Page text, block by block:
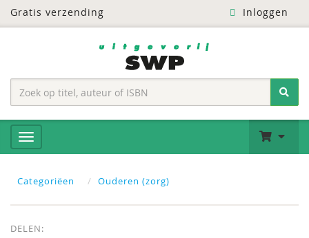
Gratis verzending Inloggen
Categoriëen Ouderen (zorg)
DELEN: